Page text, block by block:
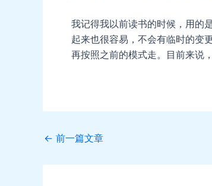
我记得我以前读书的时候，用的
起来也很容易，不会有临时的变
再按照之前的模式走。目前来说
Post
← 前一篇文章